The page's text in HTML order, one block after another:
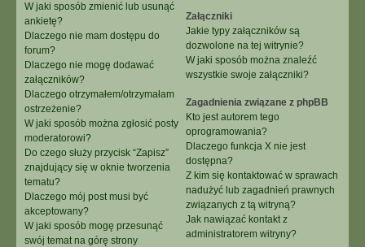
W jaki sposób zmienić lub usunąć
ankietę?
Dlaczego nie mam dostępu do
forum?
Dlaczego nie mogę dodawać
załączników?
Dlaczego otrzymałem/otrzymałam
ostrzeżenie?
W jaki sposób można zgłosić posty
moderatorowi?
Do czego służy przycisk “Zapisz”
znajdujący się w oknie tworzenia
tematu?
Dlaczego mój post musi być
akceptowany?
W jaki sposób mogę przesunąć
swój temat na górę strony
Załączniki
Jakie typy załączników są
dozwolone na tej witrynie?
W jaki sposób można znaleźć
wszystkie swoje załączniki?
Zagadnienia związane z phpBB
Kto jest autorem tego
oprogramowania?
Dlaczego funkcja X nie jest
dostępna?
Z kim się kontaktować w sprawach
nadużyć lub zagadnień prawnych
związanych z tą witryną?
Jak nawiązać kontakt z
administratorem witryny?